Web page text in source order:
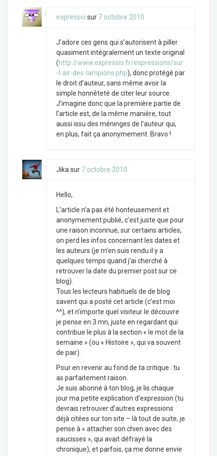
expressio sur 7 octobre 2010
J’adore ces gens qui s’autorisent à piller
quasiment intégralement un texte original
(http://www.expressio.fr/expressions/sur
-l-air-des-lampions.php), donc protégé par
le droit d’auteur, sans même avoir la
simple honnêteté de citer leur source.
J’imagine donc que la première partie de
l’article est, de la même manière, tout
aussi issu des méninges de l’auteur qui,
en plus, fait ça anonymement. Bravo !
Jika sur 7 octobre 2010
Hello,
L’article n’a pas été honteusement et
anonymement publié, c’est juste que pour
une raison inconnue, sur certains articles,
on perd les infos concernant les dates et
les auteurs (je m’en suis rendu il y a
quelques temps quand j’ai cherché à
retrouver la date du premier post sur ce
blog).
Tous les lecteurs habituels de de blog
savent qui a posté cet article (c’est moi
^^), et n’importe quel visiteur le découvre
je pense en 3 mn, juste en regardant qui
contribue le plus à la section « le mot de la
semaine » (ou « Histoire », qui va souvent
de pair).
Pour en revenir au fond de ta critique : tu
as parfaitement raison.
Je suis abonné à ton blog, je lis chaque
jour ma petite explication d’expression (tu
devrais retrouver d’autres expressions
déjà citées sur ton site – là tout de suite, je
pense à « attacher son chien avec des
saucisses », qui avait défrayé la
chronique), et parfois, ça me donne envie